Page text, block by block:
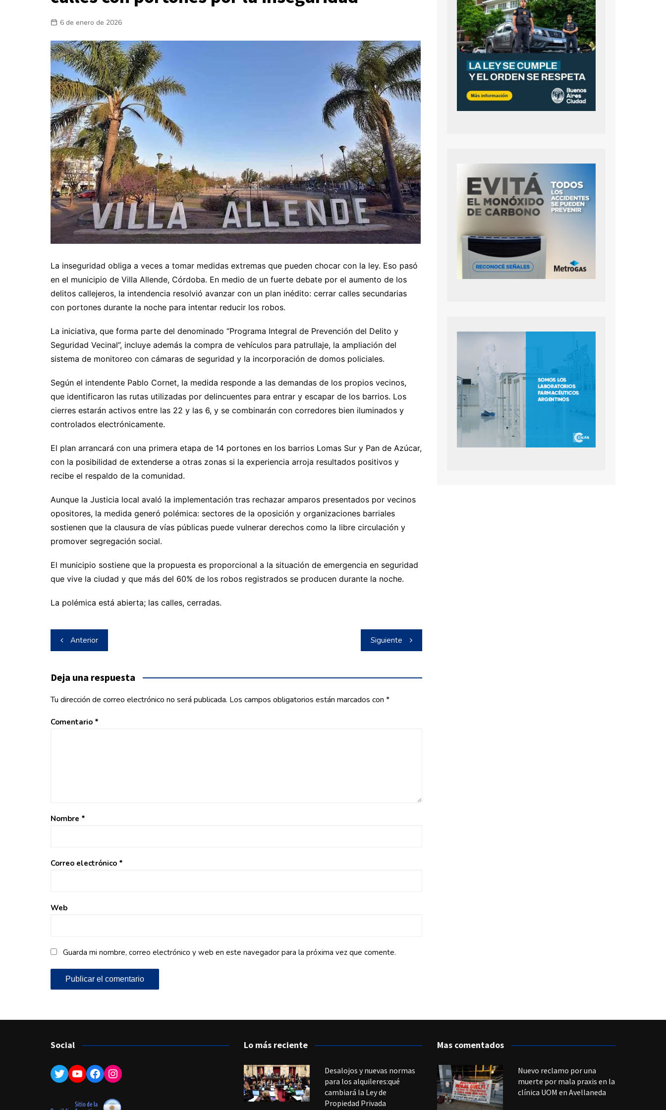
6 de enero de 2026
La inseguridad obliga a veces a tomar medidas extremas que pueden chocar con la ley. Eso pasó
en el municipio de Villa Allende, Córdoba. En medio de un fuerte debate por el aumento de los
delitos callejeros, la intendencia resolvió avanzar con un plan inédito: cerrar calles secundarias
con portones durante la noche para intentar reducir los robos.
La iniciativa, que forma parte del denominado “Programa Integral de Prevención del Delito y
Seguridad Vecinal”, incluye además la compra de vehículos para patrullaje, la ampliación del
sistema de monitoreo con cámaras de seguridad y la incorporación de domos policiales.
Según el intendente Pablo Cornet, la medida responde a las demandas de los propios vecinos,
que identificaron las rutas utilizadas por delincuentes para entrar y escapar de los barrios. Los
cierres estarán activos entre las 22 y las 6, y se combinarán con corredores bien iluminados y
controlados electrónicamente.
El plan arrancará con una primera etapa de 14 portones en los barrios Lomas Sur y Pan de Azúcar,
con la posibilidad de extenderse a otras zonas si la experiencia arroja resultados positivos y
recibe el respaldo de la comunidad.
Aunque la Justicia local avaló la implementación tras rechazar amparos presentados por vecinos
opositores, la medida generó polémica: sectores de la oposición y organizaciones barriales
sostienen que la clausura de vías públicas puede vulnerar derechos como la libre circulación y
promover segregación social.
El municipio sostiene que la propuesta es proporcional a la situación de emergencia en seguridad
que vive la ciudad y que más del 60% de los robos registrados se producen durante la noche.
La polémica está abierta; las calles, cerradas.
Navegación
de
entradas
Anterior Siguiente
Deja una respuesta
Tu dirección de correo electrónico no será publicada. Los campos obligatorios están marcados con *
Comentario *
Nombre *
Correo electrónico *
Web
Guarda mi nombre, correo electrónico y web en este navegador para la próxima vez que comente.
Social
Twitter
YouTube
Facebook
Instagram
Lo más reciente
Desalojos y nuevas normas
para los alquileres:qué
cambiará la Ley de
Propiedad Privada
Mas comentados
Nuevo reclamo por una
muerte por mala praxis en la
clínica UOM en Avellaneda